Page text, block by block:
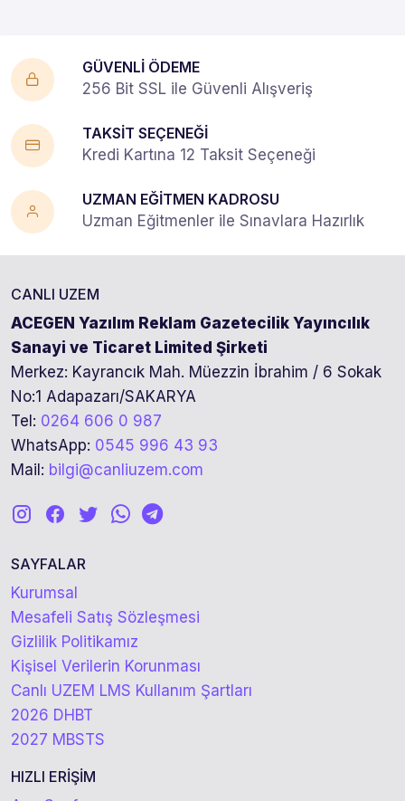
GÜVENLİ ÖDEME
256 Bit SSL ile Güvenli Alışveriş
TAKSİT SEÇENEĞİ
Kredi Kartına 12 Taksit Seçeneği
UZMAN EĞİTMEN KADROSU
Uzman Eğitmenler ile Sınavlara Hazırlık
CANLI UZEM
ACEGEN Yazılım Reklam Gazetecilik Yayıncılık
Sanayi ve Ticaret Limited Şirketi
Merkez: Kayrancık Mah. Müezzin İbrahim / 6 Sokak
No:1 Adapazarı/SAKARYA
Tel: 0264 606 0 987
WhatsApp: 0545 996 43 93
Mail: bilgi@canliuzem.com
SAYFALAR
Kurumsal
Mesafeli Satış Sözleşmesi
Gizlilik Politikamız
Kişisel Verilerin Korunması
Canlı UZEM LMS Kullanım Şartları
2026 DHBT
2027 MBSTS
HIZLI ERİŞİM